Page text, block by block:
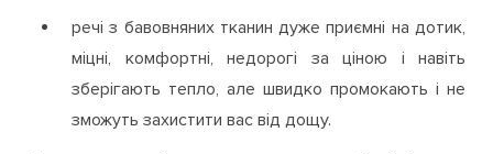
речі з бавовняних тканин дуже приємні на дотик,
міцні, комфортні, недорогі за ціною і навіть
зберігають тепло, але швидко промокають і не
зможуть захистити вас від дощу.